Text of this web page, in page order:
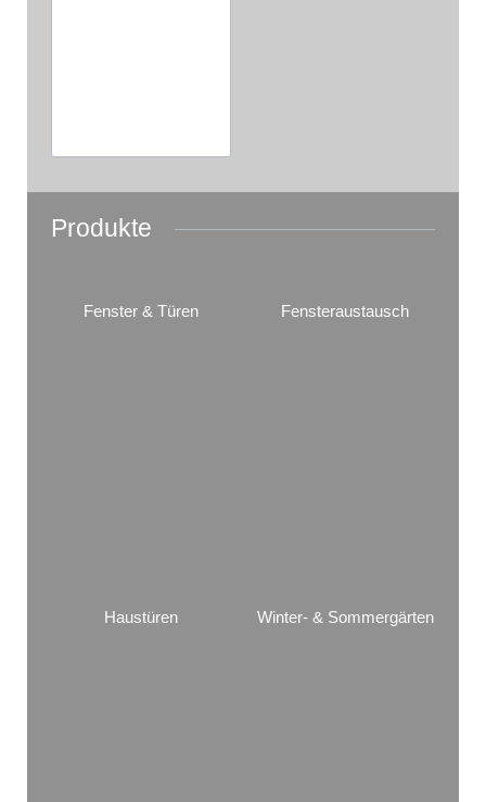
Produkte
Fenster & Türen Fensteraustausch
Haustüren Winter- & Sommergärten